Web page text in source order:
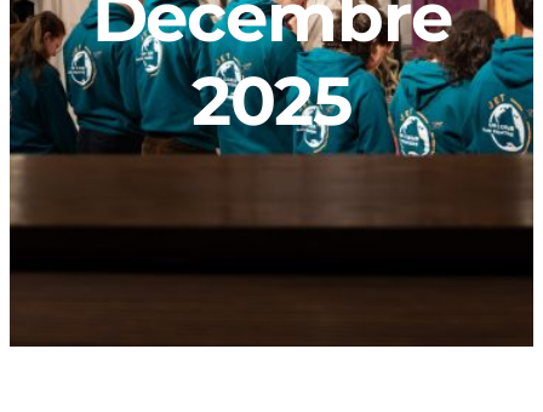
2025